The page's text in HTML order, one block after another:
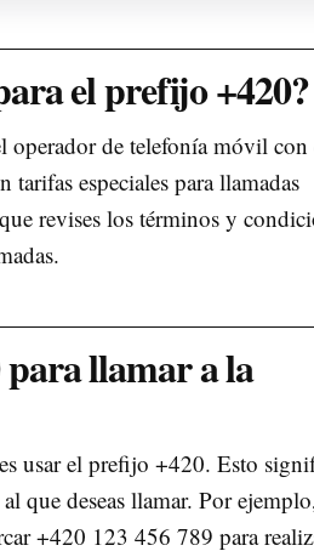
el prefijo +420?
operador de telefonía móvil con
especiales para llamadas
revises los términos y
llamar a la
usar el prefijo +420. Esto
que deseas llamar. Por
+420 123 456 789 para